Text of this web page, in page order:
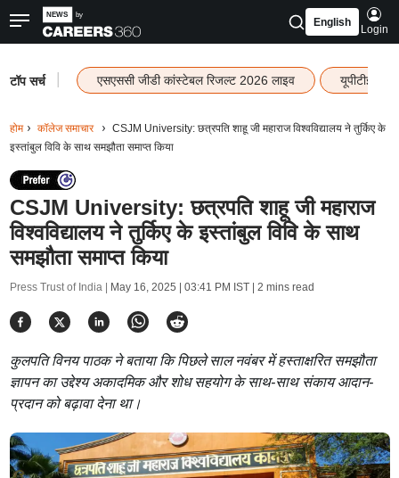
English
Login
टॉप सर्च एसएससी जीडी कांस्टेबल रिजल्ट 2026 लाइव यूपीटीईटी
होम कॉलेज समाचार
CSJM University: छत्रपति शाहू जी महाराज विश्वविद्यालय ने तुर्किए के
इस्तांबुल विवि के साथ समझौता समाप्त किया
CSJM University: छत्रपति शाहू जी महाराज
विश्वविद्यालय ने तुर्किए के इस्तांबुल विवि के साथ
समझौता समाप्त किया
Press Trust of India | May 16, 2025 | 03:41 PM IST| 2 mins read
कुलपति विनय पाठक ने बताया कि पिछले साल नवंबर में हस्ताक्षरित समझौता
ज्ञापन का उद्देश्य अकादमिक और शोध सहयोग के साथ-साथ संकाय आदान-
प्रदान को बढ़ावा देना था।